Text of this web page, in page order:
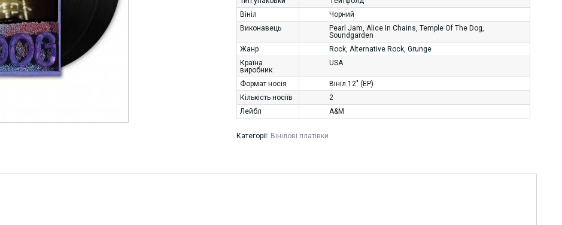
Вініл
Чорний
Виконавець
Pearl Jam, Alice In Chains, Temple Of The Dog,
Soundgarden
Жанр
Rock, Alternative Rock, Grunge
Країна
виробник
USA
Формат носія
Вініл 12" (EP)
Кількість носіїв
2
Лейбл
A&M
Категорії: Вінілові платівки